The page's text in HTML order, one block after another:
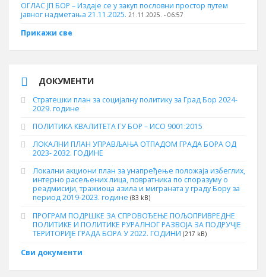
ОГЛАС ЈП БОР – Издаје се у закуп пословни простор путем
јавног надметања 21.11.2025. 21.11.2025. - 06:57
Прикажи све
ДОКУМЕНТИ
Стратешки план за социјалну политику за Град Бор 2024-
2029. године
ПОЛИТИКА КВАЛИТЕТА ГУ БОР – ИСО 9001:2015
ЛОКАЛНИ ПЛАН УПРАВЉАЊА ОТПАДОМ ГРАДА БОРА ОД
2023- 2032. ГОДИНЕ
Локални акциони план за унапређење положаја избеглих,
интерно расељених лица, повратника по споразуму о
реадмисији, тражиоца азила и миграната у граду Бору за
период 2019-2023. године (83 kB)
ПРОГРАМ ПОДРШКЕ ЗА СПРОВОЂЕЊЕ ПОЉОПРИВРЕДНЕ
ПОЛИТИКЕ И ПОЛИТИКЕ РУРАЛНОГ РАЗВОЈА ЗА ПОДРУЧЈЕ
ТЕРИТОРИЈЕ ГРАДА БОРА У 2022. ГОДИНИ (217 kB)
Сви документи